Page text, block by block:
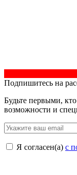
Подпишитесь на
Будьте первыми,
возможности и
Я согласен(a) с